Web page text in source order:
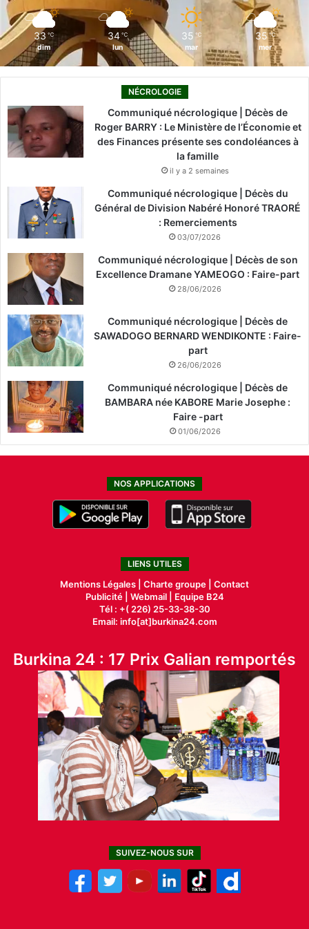
33 ℃
dim
34 ℃
lun
35 ℃
mar
35 ℃
mer
NÉCROLOGIE
Communiqué nécrologique | Décès de
Roger BARRY : Le Ministère de l’Économie et
des Finances présente ses condoléances à
la famille
il y a 2 semaines
Communiqué nécrologique | Décès du
Général de Division Nabéré Honoré TRAORÉ
: Remerciements
03/07/2026
Communiqué nécrologique | Décès de son
Excellence Dramane YAMEOGO : Faire-part
28/06/2026
Communiqué nécrologique | Décès de
SAWADOGO BERNARD WENDIKONTE : Faire-
part
26/06/2026
Communiqué nécrologique | Décès de
BAMBARA née KABORE Marie Josephe :
Faire -part
01/06/2026
NOS APPLICATIONS
LIENS UTILES
Mentions Légales | Charte groupe | Contact
Publicité| Webmail |
Equipe B24
Tél : +( 226) 25-33-38-30
Email: info[at]burkina24.com
Burkina 24 : 17 Prix Galian remportés
SUIVEZ-NOUS SUR